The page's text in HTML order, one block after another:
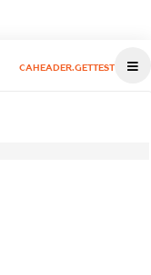
CAHEADER.GETTEST